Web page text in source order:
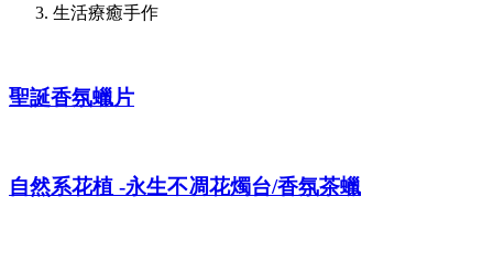
生活療癒手作
聖誕香氛蠟片
自然系花植 -永生不凋花燭台/香氛茶蠟